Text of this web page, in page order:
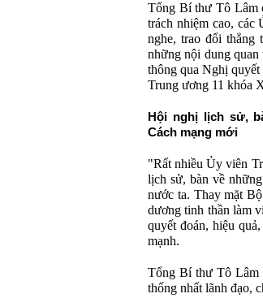
Tổng Bí thư Tô Lâm
trách nhiệm cao, các
nghe, trao đổi thẳng
những nội dung
thông qua Nghị
Trung ương 11 khóa
Hội nghị lịch sử,
Cách mạng mới
"Rất nhiều Ủy viên
lịch sử, bàn về
nước ta. Thay mặt
dương tinh thần làm
quyết đoán, hiệu
mạnh.
Tổng Bí thư Tô Lâm
thống nhất lãnh đạo,